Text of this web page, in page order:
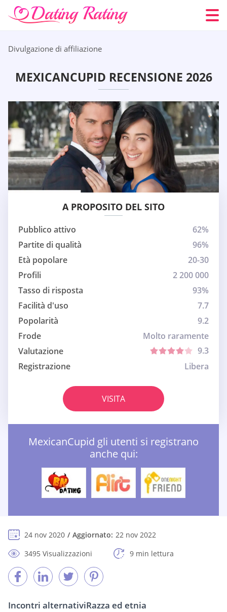
Divulgazione di affiliazione
MEXICANCUPID RECENSIONE 2026
A PROPOSITO DEL SITO
Pubblico attivo
62%
Partite di qualità
96%
Età popolare
20-30
Profili
2 200 000
Tasso di risposta
93%
Facilità d'uso
7.7
Popolarità
9.2
Frode
Molto raramente
Valutazione
9.3
Registrazione
Libera
VISITA
MexicanCupid gli utenti si registrano
anche qui:
24 nov 2020 Aggiornato: 22 nov 2022
3495 Visualizzazioni
9 min lettura
Incontri alternativiRazza ed etnia